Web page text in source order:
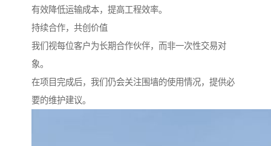
有效降低运输成本，提高工程效率。
持续合作，共创价值
我们视每位客户为长期合作伙伴，而非一次性交易对
象。
在项目完成后，我们仍会关注围墙的使用情况，提供必
要的维护建议。